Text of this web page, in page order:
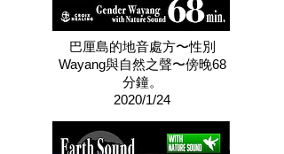
巴厘島的地音處方〜性別
Wayang與自然之聲〜傍晚68
分鐘。
2020/1/24